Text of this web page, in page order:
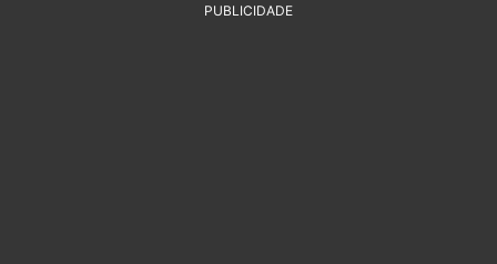
PUBLICIDADE